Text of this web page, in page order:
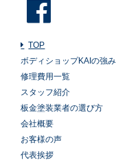
TOP
ボディショップKAIの強み
修理費用一覧
スタッフ紹介
板金塗装業者の選び方
会社概要
お客様の声
代表挨拶